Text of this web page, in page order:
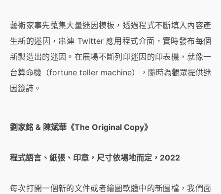
藝術家事先蒐集大量迷因模板，透過程式不斷填入內容產
生新的迷因，串連 Twitter 應用程式介面，實時發布每個
新製造出的迷因。在展場不斷列印迷因的印表機，就像一
台算命機（fortune teller machine），隨時為觀眾提供迷
因籤詩。
劉家銘 & 陳斌華 《The Original Copy》
程式語言、紙張、印章，尺寸依場地而定，2022
每次打開一個新的文件或者繪圖軟體中的新圖檔，我們面